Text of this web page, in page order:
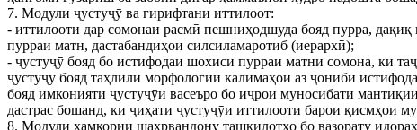
7. Модули ҷустуҷӯ ва гирифтани иттилоот:
- иттилооти дар сомонаи расмӣ пешниҳодшуда бояд пурра,
пурраи матн, дастабандиҳои силсиламаротиб (иерархӣ);
- ҷустуҷӯ бояд бо истифодаи шохиси пурраи матни сомона, ки
ҷустуҷӯ бояд таҳлили морфологии калимаҳои аз ҷониби
бояд имконияти ҷустуҷӯи васеъро бо иҷрои муносибати
дастрас бошанд, ки ҷиҳати ҷустуҷӯи иттилооти барои қисмҳои
8. Модули ҳамкории шаҳрвандону ташкилотҳо бо вазорату